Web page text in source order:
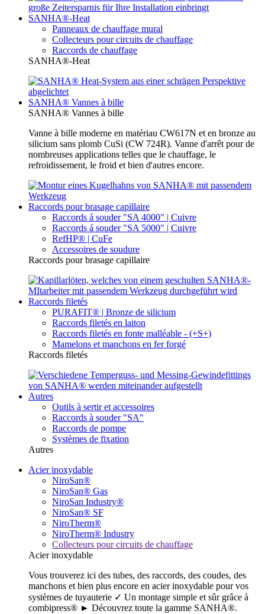
SANHA®-Heat
Panneaux de chauffage mural
Collecteurs pour circuits de chauffage
Raccords de chauffage
SANHA®-Heat
SANHA® Vannes à bille
SANHA® Vannes à bille
Vanne à bille moderne en matériau CW617N et en bronze au
silicium sans plomb CuSi (CW 724R). Vanne d'arrêt pour de
nombreuses applications telles que le chauffage, le
refroidissement, le froid et bien d'autres encore.
Raccords pour brasage capillaire
Raccords á souder "SA 4000" | Cuivre
Raccords á souder "SA 5000" | Cuivre
RefHP® | CuFe
Accessoires de soudure
Raccords pour brasage capillaire
Raccords filetés
PURAFIT® | Bronze de silicium
Raccords filetés en laiton
Raccords filetés en fonte malléable - (+S+)
Mamelons et manchons en fer forgé
Raccords filetés
Autres
Outils à sertir et accessoires
Raccords à souder "SA"
Raccords de pompe
Systèmes de fixation
Autres
Acier inoxydable
NiroSan®
NiroSan® Gas
NiroSan Industry®
NiroSan® SF
NiroTherm®
NiroTherm® Industry
Collecteurs pour circuits de chauffage
Acier inoxydable
Vous trouverez ici des tubes, des raccords, des coudes, des
manchons et bien plus encore en acier inoxydable pour vos
systèmes de tuyauterie ✓ Un montage simple et sûr grâce à
combipress® ► Découvrez toute la gamme SANHA®.